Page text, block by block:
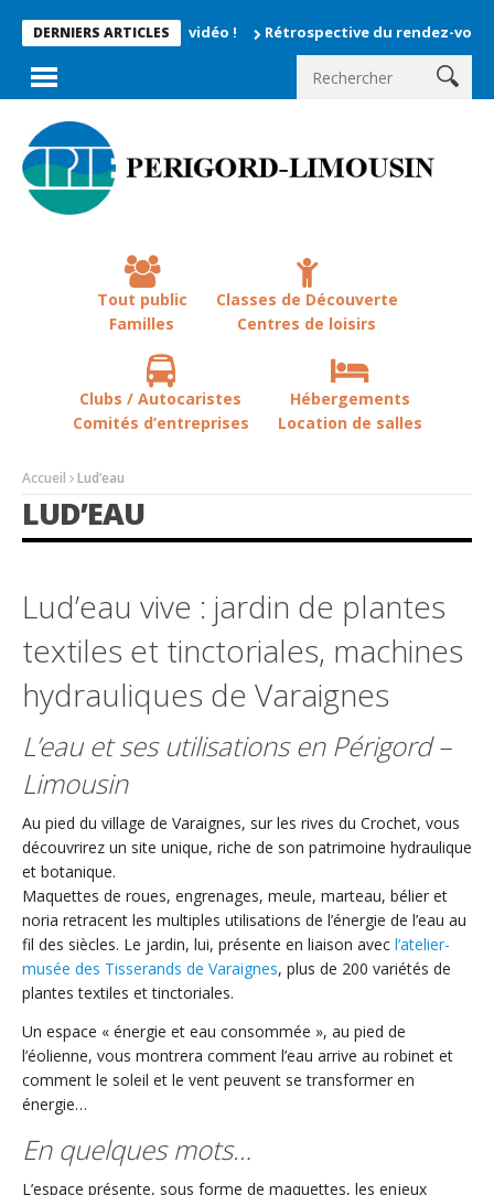
DERNIERS ARTICLES
enregistrés en vidéo ! Rétrospective du rendez-vous la
Tout public
Familles
Classes de Découverte
Centres de loisirs
Clubs / Autocaristes
Comités d’entreprises
Hébergements
Location de salles
Accueil Lud’eau
LUD’EAU
Lud’eau vive : jardin de plantes
textiles et tinctoriales, machines
hydrauliques de Varaignes
L’eau et ses utilisations en Périgord –
Limousin
Au pied du village de Varaignes, sur les rives du Crochet, vous
découvrirez un site unique, riche de son patrimoine hydraulique
et botanique.
Maquettes de roues, engrenages, meule, marteau, bélier et
noria retracent les multiples utilisations de l’énergie de l’eau au
fil des siècles. Le jardin, lui, présente en liaison avec l’atelier-
musée des Tisserands de Varaignes, plus de 200 variétés de
plantes textiles et tinctoriales.
Un espace « énergie et eau consommée », au pied de
l’éolienne, vous montrera comment l’eau arrive au robinet et
comment le soleil et le vent peuvent se transformer en
énergie…
En quelques mots…
L’espace présente, sous forme de maquettes, les enjeux